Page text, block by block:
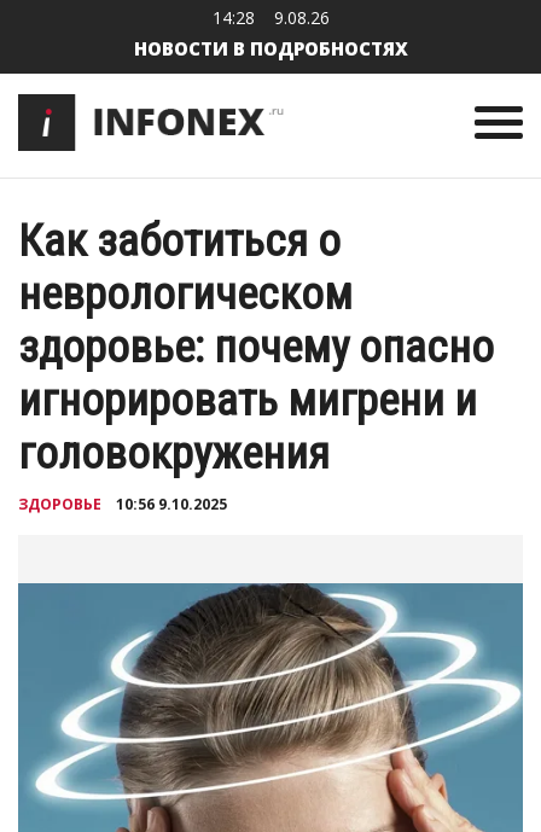
14:28 9.08.26
НОВОСТИ В ПОДРОБНОСТЯХ
Как заботиться о
неврологическом
здоровье: почему опасно
игнорировать мигрени и
головокружения
ЗДОРОВЬЕ 10:56 9.10.2025